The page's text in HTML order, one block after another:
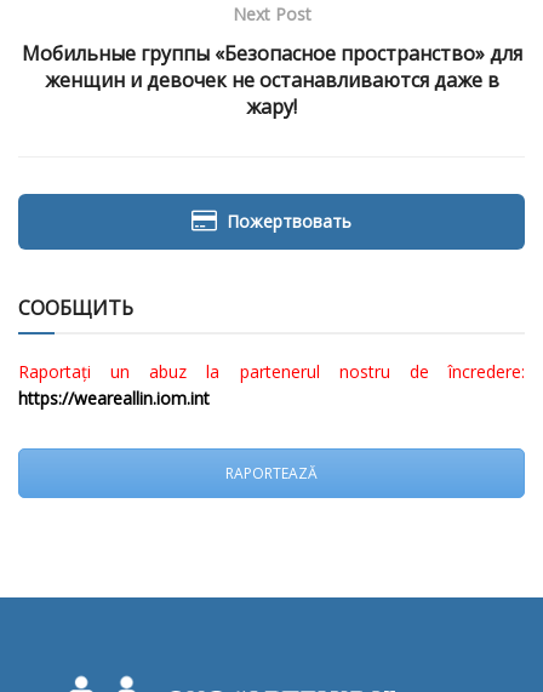
Next Post
Мобильные группы «Безопасное пространство» для
женщин и девочек не останавливаются даже в
жару!
Пожертвовать
СООБЩИТЬ
Raportați un abuz la partenerul nostru de încredere:
https://weareallin.iom.int
RAPORTEAZĂ